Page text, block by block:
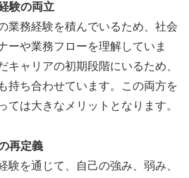
験の両立
業務経験を積んでいるため、社会
ーや業務フローを理解していま
キャリアの初期段階にいるため、
持ち合わせています。この両方を
ては大きなメリットとなります。
再定義
験を通じて、自己の強み、弱み、